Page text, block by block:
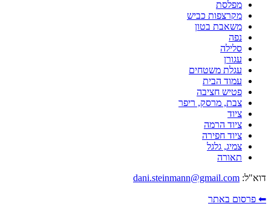
מפלסת
מקרצפות כביש
משאבת בטון
נפה
סלילה
עגורן
עגלת משטחים
עמוד הבית
פטיש חציבה
צבת, מרסק, ריפר
ציוד
ציוד הרמה
ציוד חפירה
צמיג, גלגל
תאורה
דוא"ל: dani.steinmann@gmail.com
⬅ פרסום באתר